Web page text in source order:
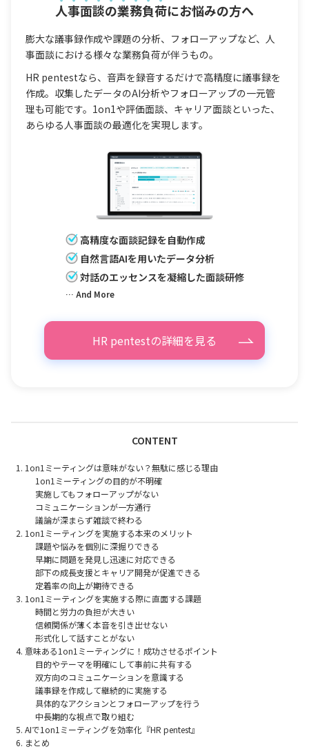
人事面談の業務負荷にお悩みの方へ
膨大な議事録作成や課題の分析、フォローアップなど、人
事面談における様々な業務負荷が伴うもの。
HR pentestなら、音声を録音するだけで高精度に議事録を
作成。収集したデータのAI分析やフォローアップの一元管
理も可能です。1on1や評価面談、キャリア面談といった、
あらゆる人事面談の最適化を実現します。
高精度な面談記録を自動作成
自然言語AIを用いたデータ分析
対話のエッセンスを凝縮した面談研修
… And More
HR pentestの詳細を見る
CONTENT
1on1ミーティングは意味がない？無駄に感じる理由
1on1ミーティングの目的が不明確
実施してもフォローアップがない
コミュニケーションが一方通行
議論が深まらず雑談で終わる
1on1ミーティングを実施する本来のメリット
課題や悩みを個別に深掘りできる
早期に問題を発見し迅速に対応できる
部下の成長支援とキャリア開発が促進できる
定着率の向上が期待できる
1on1ミーティングを実施する際に直面する課題
時間と労力の負担が大きい
信頼関係が薄く本音を引き出せない
形式化して話すことがない
意味ある1on1ミーティングに！成功させるポイント
目的やテーマを明確にして事前に共有する
双方向のコミュニケーションを意識する
議事録を作成して継続的に実施する
具体的なアクションとフォローアップを行う
中長期的な視点で取り組む
AIで1on1ミーティングを効率化『HR pentest』
まとめ